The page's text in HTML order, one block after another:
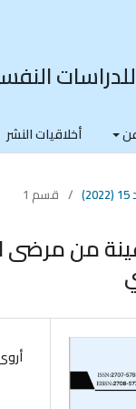
أخلاقيات النشر
/ قسم 1
من